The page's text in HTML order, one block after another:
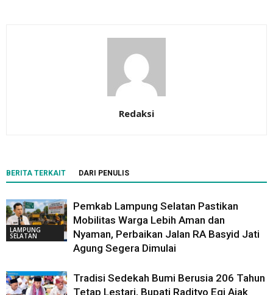
Redaksi
BERITA TERKAIT DARI PENULIS
LAMPUNG
SELATAN
Pemkab Lampung Selatan Pastikan
Mobilitas Warga Lebih Aman dan
Nyaman, Perbaikan Jalan RA Basyid Jati
Agung Segera Dimulai
Tradisi Sedekah Bumi Berusia 206 Tahun
Tetap Lestari, Bupati Radityo Egi Ajak